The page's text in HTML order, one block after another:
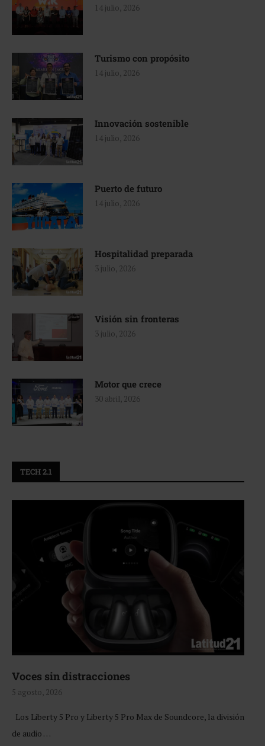
14 julio, 2026
Turismo con propósito
14 julio, 2026
Innovación sostenible
14 julio, 2026
Puerto de futuro
14 julio, 2026
Hospitalidad preparada
3 julio, 2026
Visión sin fronteras
3 julio, 2026
Motor que crece
30 abril, 2026
TECH 2.1
Voces sin distracciones
5 agosto, 2026
Los Liberty 5 Pro y Liberty 5 Pro Max de Soundcore, la división
de audio …